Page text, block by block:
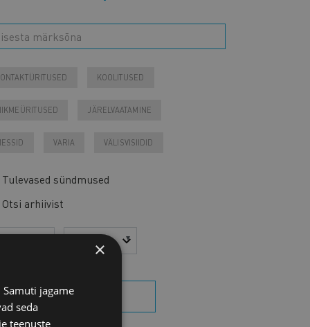
KOOLITUSED
JÄRELVAATAMINE
VARIA VÄLISVISIIDID
Tulevased sündmused
Otsi arhiivist
Kuu
OTSI SÜNDMUSI
×
jagame
seda
teenuste